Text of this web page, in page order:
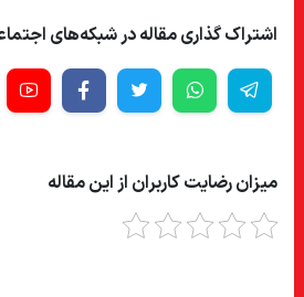
اشتراک گذاری مقاله در شبکه‌های
میزان رضایت کاربران از این مقاله